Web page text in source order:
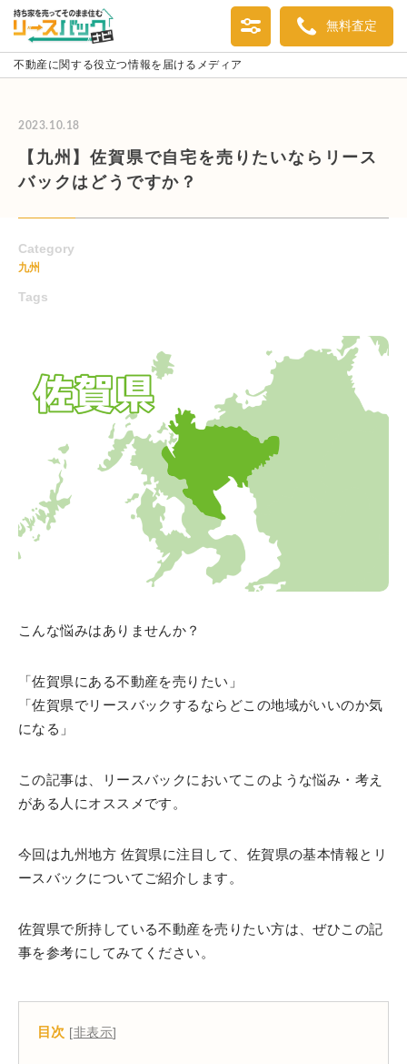
無料査定
不動産に関する役立つ情報を届けるメディア
2023.10.18
【九州】佐賀県で自宅を売りたいならリース
バックはどうですか？
Category
九州
Tags
こんな悩みはありませんか？
「佐賀県にある不動産を売りたい」
「佐賀県でリースバックするならどこの地域がいいのか気
になる」
この記事は、リースバックにおいてこのような悩み・考え
がある人にオススメです。
今回は九州地方 佐賀県に注目して、佐賀県の基本情報とリ
ースバックについてご紹介します。
佐賀県で所持している不動産を売りたい方は、ぜひこの記
事を参考にしてみてください。
目次 [非表示]